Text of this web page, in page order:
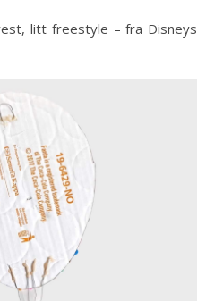
litt freestyle – fra Disneys